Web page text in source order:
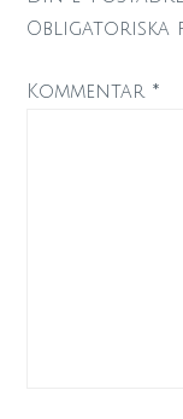
Obligatoriska
Kommentar *